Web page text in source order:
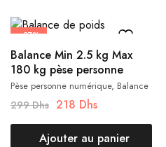
- 27%
Balance Min 2.5 kg Max
180 kg pèse personne
Pèse personne numérique, Balance de
299Dhs 218 Dhs
Ajouter au panier